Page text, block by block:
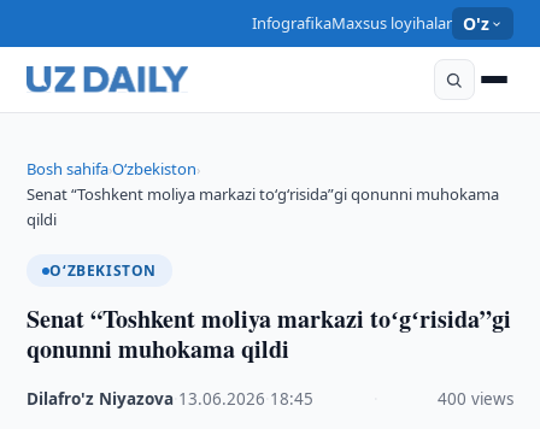
InfografikaMaxsus loyihalar O'z
Bosh sahifa›O‘zbekiston›
Senat “Toshkent moliya markazi toʻgʻrisida”gi qonunni muhokama
qildi
O‘ZBEKISTON
Senat “Toshkent moliya markazi toʻgʻrisida”gi
qonunni muhokama qildi
Dilafro'z Niyazova 13.06.2026 18:45 400 views